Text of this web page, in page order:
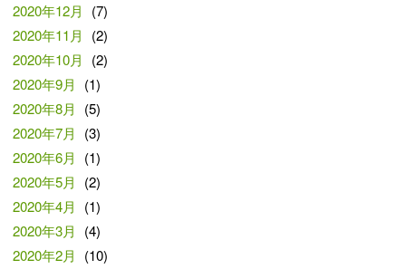
2020年12月
(7)
2020年11月
(2)
2020年10月
(2)
2020年9月
(1)
2020年8月
(5)
2020年7月
(3)
2020年6月
(1)
2020年5月
(2)
2020年4月
(1)
2020年3月
(4)
2020年2月
(10)